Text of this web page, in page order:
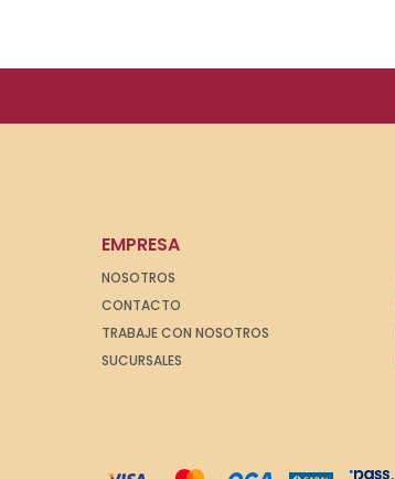
EMPRESA
NOSOTROS
CONTACTO
TRABAJE CON NOSOTROS
SUCURSALES